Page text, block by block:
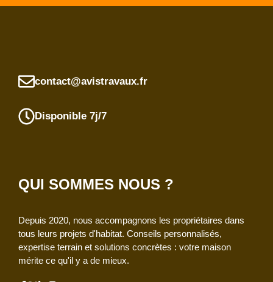
contact@avistravaux.fr
Disponible 7j/7
QUI SOMMES NOUS ?
Depuis 2020, nous accompagnons les propriétaires dans
tous leurs projets d'habitat. Conseils personnalisés,
expertise terrain et solutions concrètes : votre maison
mérite ce qu'il y a de mieux.